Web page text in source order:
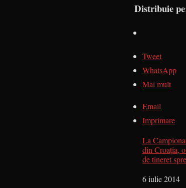
Distribuie
Tweet
WhatsApp
Mai mult
Email
Imprimare
La
din Croaţia,
de tineret
Dată
6 iulie 2014